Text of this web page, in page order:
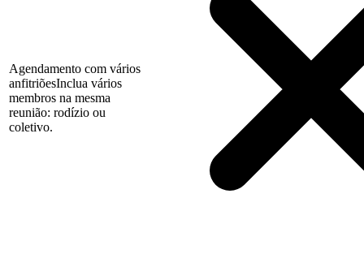
Agendamento com vários
anfitriõesInclua vários
membros na mesma
reunião: rodízio ou
coletivo.